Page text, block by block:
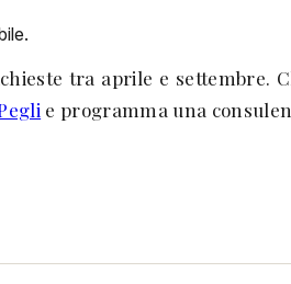
tra aprile e settembre.
e programma una